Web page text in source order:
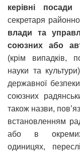
керівні посади
секретаря
влади та
союзних або
(крім випадків,
науки та
державної
союзних
також назви,
встановленням
або в окремих
одиницях,